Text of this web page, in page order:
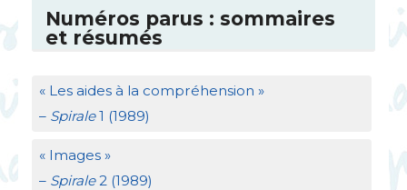
Numéros parus : sommaires
et résumés
« Les aides à la compréhension »
– Spirale1 (1989)
« Images »
– Spirale2 (1989)